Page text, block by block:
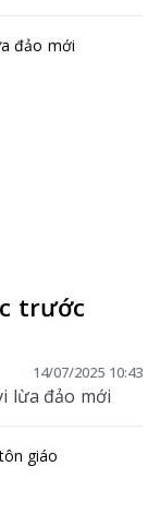
trước
14/07/2025 10:43
lừa đảo mới